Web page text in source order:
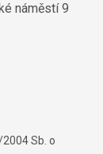
náměstí 9
Sb. o